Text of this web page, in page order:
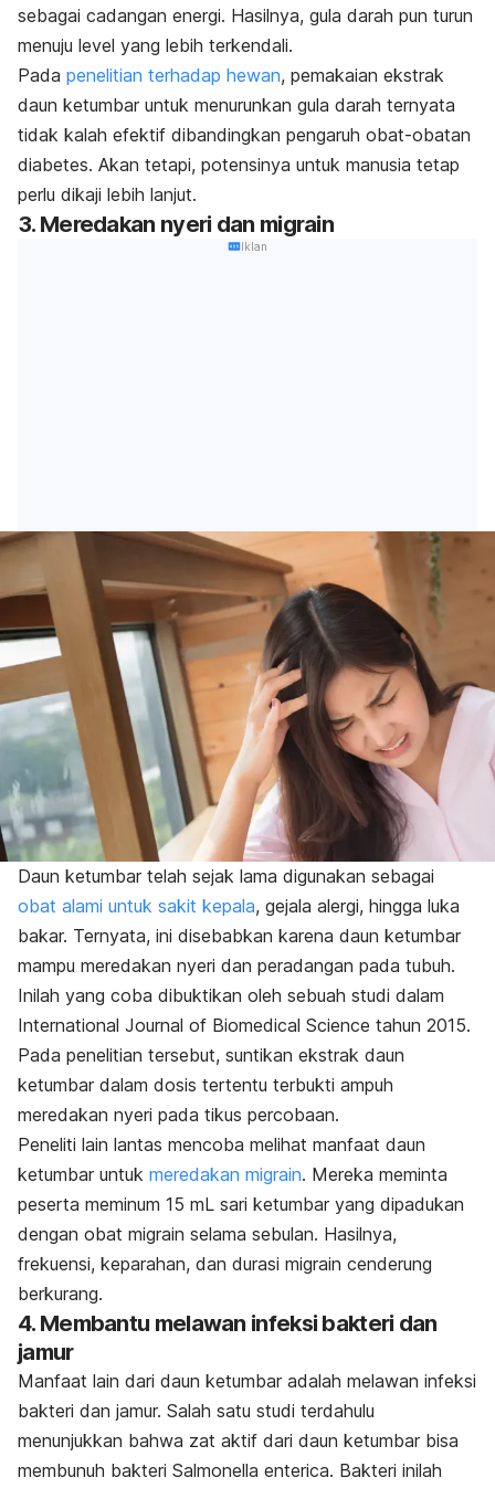
sebagai cadangan energi. Hasilnya, gula darah pun turun
menuju level yang lebih terkendali.
Pada penelitian terhadap hewan, pemakaian ekstrak
daun ketumbar untuk menurunkan gula darah ternyata
tidak kalah efektif dibandingkan pengaruh obat-obatan
diabetes. Akan tetapi, potensinya untuk manusia tetap
perlu dikaji lebih lanjut.
3. Meredakan nyeri dan migrain
Iklan
Daun ketumbar telah sejak lama digunakan sebagai
obat alami untuk sakit kepala, gejala alergi, hingga luka
bakar. Ternyata, ini disebabkan karena daun ketumbar
mampu meredakan nyeri dan peradangan pada tubuh.
Inilah yang coba dibuktikan oleh sebuah studi dalam
International Journal of Biomedical Science tahun 2015.
Pada penelitian tersebut, suntikan ekstrak daun
ketumbar dalam dosis tertentu terbukti ampuh
meredakan nyeri pada tikus percobaan.
Peneliti lain lantas mencoba melihat manfaat daun
ketumbar untuk meredakan migrain. Mereka meminta
peserta meminum 15 mL sari ketumbar yang dipadukan
dengan obat migrain selama sebulan. Hasilnya,
frekuensi, keparahan, dan durasi migrain cenderung
berkurang.
4. Membantu melawan infeksi bakteri dan
jamur
Manfaat lain dari daun ketumbar adalah melawan infeksi
bakteri dan jamur. Salah satu studi terdahulu
menunjukkan bahwa zat aktif dari daun ketumbar bisa
membunuh bakteri Salmonella enterica. Bakteri inilah